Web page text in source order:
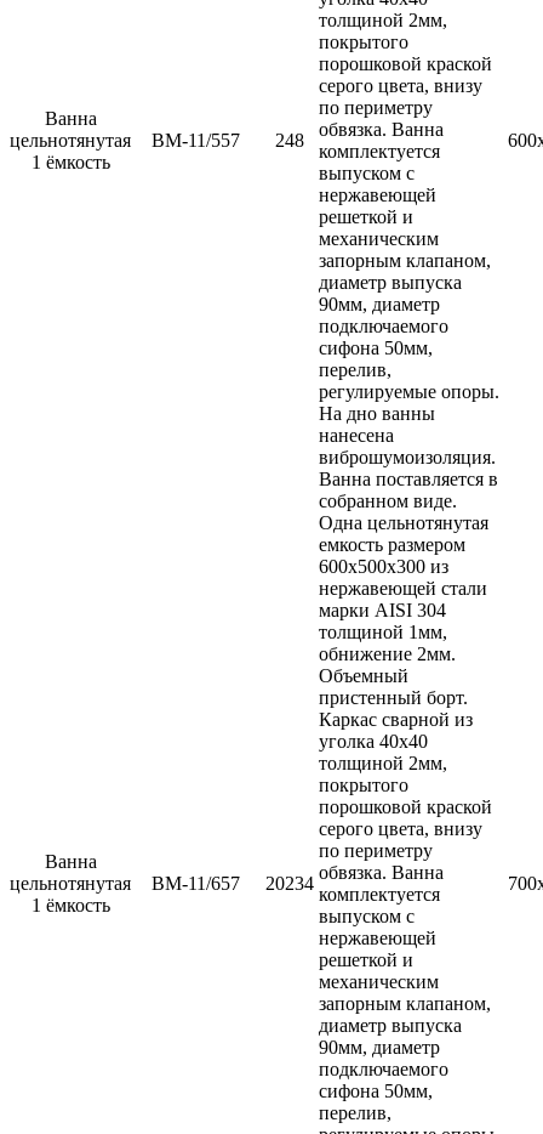
Ванна
цельнотянутая
1 ёмкость
ВМ-11/557 248
толщиной 2мм,
покрытого
порошковой краской
серого цвета, внизу
по периметру
обвязка. Ванна
комплектуется
выпуском с
нержавеющей
решеткой и
механическим
запорным клапаном,
диаметр выпуска
90мм, диаметр
подключаемого
сифона 50мм,
перелив,
регулируемые опоры.
На дно ванны
нанесена
виброшумоизоляция.
Ванна поставляется в
собранном виде.
Ванна
цельнотянутая
1 ёмкость
ВМ-11/657 20234
Одна цельнотянутая
емкость размером
600х500х300 из
нержавеющей стали
марки AISI 304
толщиной 1мм,
обнижение 2мм.
Объемный
пристенный борт.
Каркас сварной из
уголка 40х40
толщиной 2мм,
покрытого
порошковой краской
серого цвета, внизу
по периметру
обвязка. Ванна
комплектуется
выпуском с
нержавеющей
решеткой и
механическим
запорным клапаном,
диаметр выпуска
90мм, диаметр
подключаемого
сифона 50мм,
перелив,